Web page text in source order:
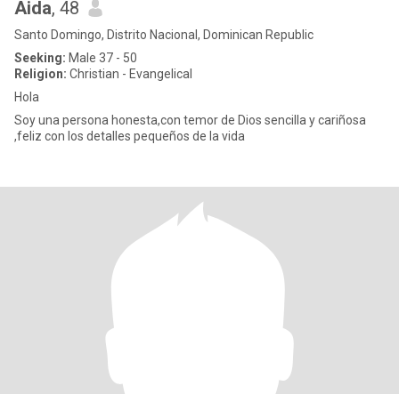
Aida, 48
Santo Domingo, Distrito Nacional, Dominican Republic
Seeking: Male 37 - 50
Religion: Christian - Evangelical
Hola
Soy una persona honesta,con temor de Dios sencilla y cariñosa
,feliz con los detalles pequeños de la vida